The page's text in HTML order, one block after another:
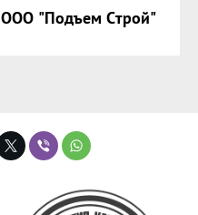
ООО "Подъем Строй"